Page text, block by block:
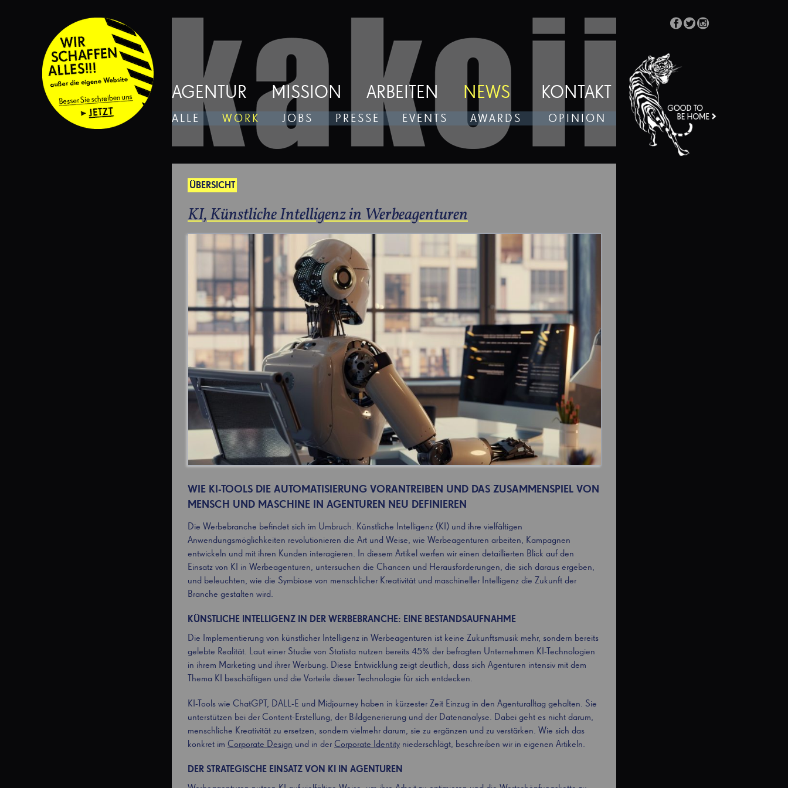
AGENTUR MISSION ARBEITEN NEWS
ALLE WORK JOBS PRESSE EVENTS AWARDS OPINION
KONTAKT
ÜBERSICHT
KI, Künstliche Intelligenz in Werbeagenturen
WIE KI-TOOLS DIE AUTOMATISIERUNG VORANTREIBEN UND DAS ZUSAMMENSPIEL VON
MENSCH UND MASCHINE IN AGENTUREN NEU DEFINIEREN
Die Werbebranche befindet sich im Umbruch. Künstliche Intelligenz (KI) und ihre vielfältigen
Anwendungsmöglichkeiten revolutionieren die Art und Weise, wie Werbeagenturen arbeiten, Kampagnen
entwickeln und mit ihren Kunden interagieren. In diesem Artikel werfen wir einen detaillierten Blick auf den
Einsatz von KI in Werbeagenturen, untersuchen die Chancen und Herausforderungen, die sich daraus ergeben,
und beleuchten, wie die Symbiose von menschlicher Kreativität und maschineller Intelligenz die Zukunft der
Branche gestalten wird.
KÜNSTLICHE INTELLIGENZ IN DER WERBEBRANCHE: EINE BESTANDSAUFNAHME
Die Implementierung von künstlicher Intelligenz in Werbeagenturen ist keine Zukunftsmusik mehr, sondern bereits
gelebte Realität. Laut einer Studie von Statista nutzen bereits 45% der befragten Unternehmen KI-Technologien
in ihrem Marketing und ihrer Werbung. Diese Entwicklung zeigt deutlich, dass sich Agenturen intensiv mit dem
Thema KI beschäftigen und die Vorteile dieser Technologie für sich entdecken.
KI-Tools wie ChatGPT, DALL-E und Midjourney haben in kürzester Zeit Einzug in den Agenturalltag gehalten. Sie
unterstützen bei der Content-Erstellung, der Bildgenerierung und der Datenanalyse. Dabei geht es nicht darum,
menschliche Kreativität zu ersetzen, sondern vielmehr darum, sie zu ergänzen und zu verstärken. Wie sich das
konkret im Corporate Design und in der Corporate Identity niederschlägt, beschreiben wir in eigenen Artikeln.
DER STRATEGISCHE EINSATZ VON KI IN AGENTUREN